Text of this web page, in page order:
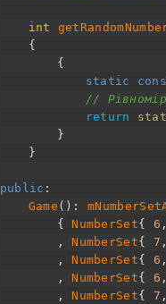
int
{
{
static
//
return
}
}
public :
Game ( ) :
{
NumberSet{ 6 ,
,
NumberSet{ 7 ,
,
NumberSet{ 6 ,
,
NumberSet{ 6 ,
,
NumberSet{ 7 ,